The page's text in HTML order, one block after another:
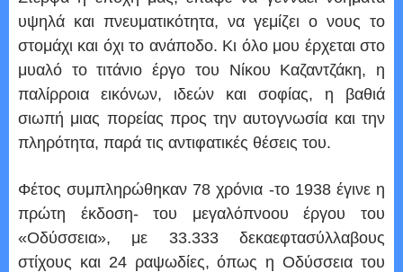
υψηλά και πνευματικότητα, να γεμίζει ο νους το
στομάχι και όχι το ανάποδο. Κι όλο μου έρχεται στο
μυαλό το τιτάνιο έργο του Νίκου Καζαντζάκη, η
παλίρροια εικόνων, ιδεών και σοφίας, η βαθιά
σιωπή μιας πορείας προς την αυτογνωσία και την
πληρότητα, παρά τις αντιφατικές θέσεις του.
Φέτος συμπληρώθηκαν 78 χρόνια -το 1938 έγινε η
πρώτη έκδοση- του μεγαλόπνοου έργου του
«Οδύσσεια», με 33.333 δεκαεφτασύλλαβους
στίχους και 24 ραψωδίες, όπως η Οδύσσεια του